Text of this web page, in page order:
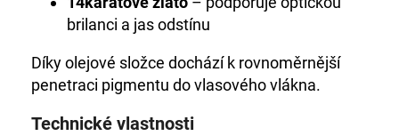
brilanci a jas odstínu
Díky olejové složce dochází k rovnoměrnější
penetraci pigmentu do vlasového vlákna.
Technické vlastnosti